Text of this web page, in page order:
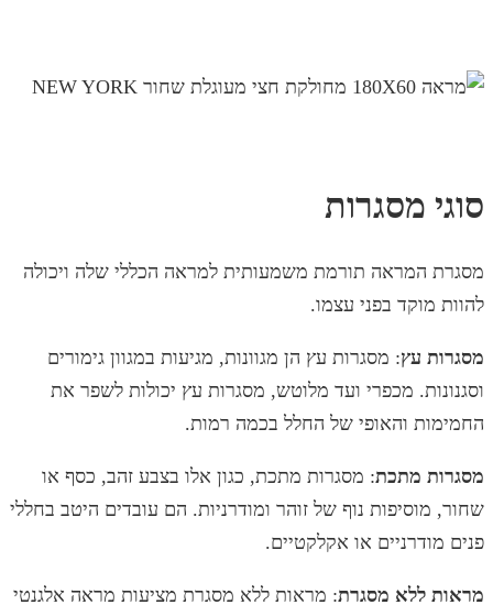
סוגי מסגרות
מסגרת המראה תורמת משמעותית למראה הכללי שלה ויכולה
להוות מוקד בפני עצמו.
מסגרות עץ: מסגרות עץ הן מגוונות, מגיעות במגוון גימורים
וסגנונות. מכפרי ועד מלוטש, מסגרות עץ יכולות לשפר את
החמימות והאופי של החלל בכמה רמות.
מסגרות מתכת: מסגרות מתכת, כגון אלו בצבע זהב, כסף או
שחור, מוסיפות נוף של זוהר ומודרניות. הם עובדים היטב בחללי
פנים מודרניים או אקלקטיים.
מראות ללא מסגרת: מראות ללא מסגרת מציעות מראה אלגנטי